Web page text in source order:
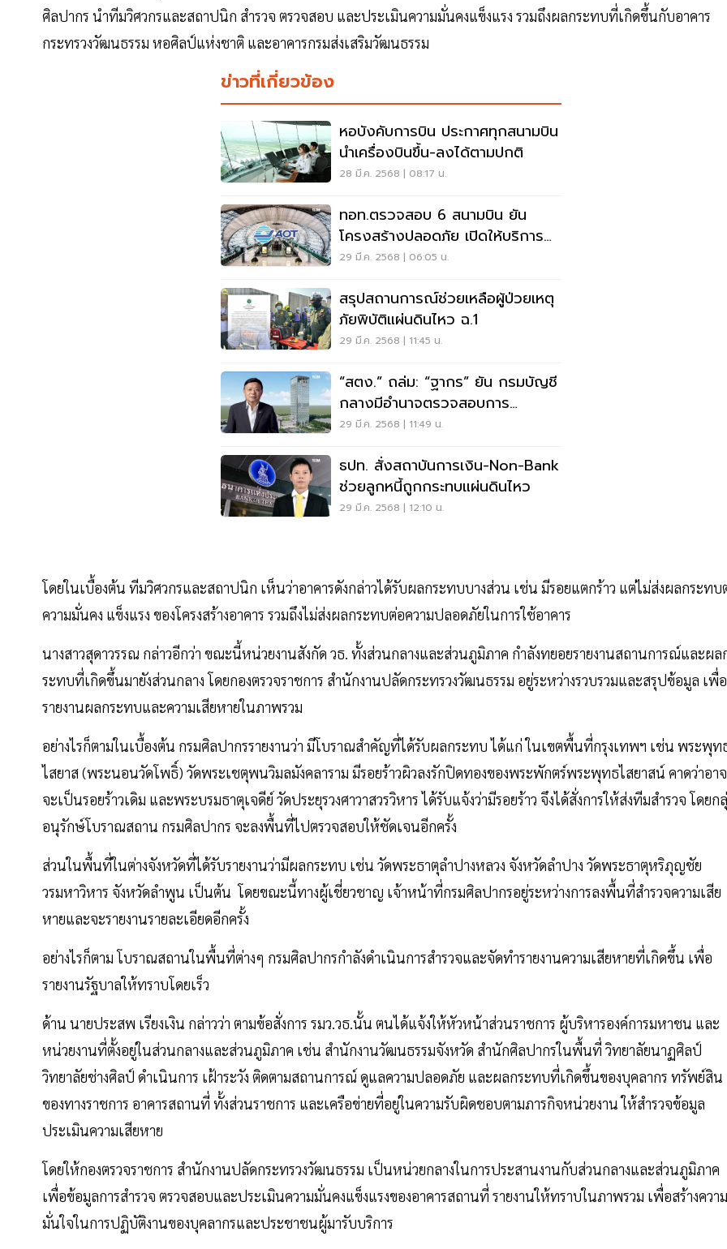
ศิลปากร นำทีมวิศวกรและสถาปนิก สำรวจ ตรวจสอบ และประเมินความมั่นคงแข็งแรง รวมถึงผลกระทบที่เกิดขึ้นกับอาคาร
กระทรวงวัฒนธรรม หอศิลป์แห่งชาติ และอาคารกรมส่งเสริมวัฒนธรรม
ข่าวที่เกี่ยวข้อง
หอบังคับการบิน ประกาศทุกสนามบิน
นำเครื่องบินขึ้น-ลงได้ตามปกติ
28 มี.ค. 2568 | 08:17 น.
ทอท.ตรวจสอบ 6 สนามบิน ยัน
โครงสร้างปลอดภัย เปิดให้บริการ
ปกติ
29 มี.ค. 2568 | 06:05 น.
สรุปสถานการณ์ช่วยเหลือผู้ป่วยเหตุ
ภัยพิบัติแผ่นดินไหว ฉ.1
29 มี.ค. 2568 | 11:45 น.
“สตง.” ถล่ม: “ฐากร” ยัน กรมบัญชี
กลางมีอำนาจตรวจสอบการ
ก่อสร้าง
29 มี.ค. 2568 | 11:49 น.
ธปท. สั่งสถาบันการเงิน-Non-Bank
ช่วยลูกหนี้ถูกกระทบแผ่นดินไหว
29 มี.ค. 2568 | 12:10 น.
โดยในเบื้องต้น ทีมวิศวกรและสถาปนิก เห็นว่าอาคารดังกล่าวได้รับผลกระทบบางส่วน เช่น มีรอยแตกร้าว แต่ไม่ส่งผลกระทบ
ความมั่นคง แข็งแรง ของโครงสร้างอาคาร รวมถึงไม่ส่งผลกระทบต่อความปลอดภัยในการใช้อาคาร
นางสาวสุดาวรรณ กล่าวอีกว่า ขณะนี้หน่วยงานสังกัด วธ. ทั้งส่วนกลางและส่วนภูมิภาค กำลังทยอยรายงานสถานการณ์และผล
ระทบที่เกิดขึ้นมายังส่วนกลาง โดยกองตรวจราชการ สำนักงานปลัดกระทรวงวัฒนธรรม อยู่ระหว่างรวบรวมและสรุปข้อมูล เพื่อ
รายงานผลกระทบและความเสียหายในภาพรวม
อย่างไรก็ตามในเบื้องต้น กรมศิลปากรรายงานว่า มีโบราณสำคัญที่ได้รับผลกระทบ ได้แก่ ในเขตพื้นที่กรุงเทพฯ เช่น พระพุท
ไสยาส (พระนอนวัดโพธิ์) วัดพระเชตุพนวิมลมังคลาราม มีรอยร้าวผิวลงรักปิดทองของพระพักตร์พระพุทธไสยาสน์ คาดว่าอาจ
จะเป็นรอยร้าวเดิม และพระบรมธาตุเจดีย์ วัดประยุรวงศาวาสวรวิหาร ได้รับแจ้งว่ามีรอยร้าว จึงได้สั่งการให้ส่งทีมสำรวจ โดยก
อนุรักษ์โบราณสถาน กรมศิลปากร จะลงพื้นที่ไปตรวจสอบให้ชัดเจนอีกครั้ง
ส่วนในพื้นที่ในต่างจังหวัดที่ได้รับรายงานว่ามีผลกระทบ เช่น วัดพระธาตุลำปางหลวง จังหวัดลำปาง วัดพระธาตุหริภุญชัย
วรมหาวิหาร จังหวัดลำพูน เป็นต้น โดยขณะนี้ทางผู้เชี่ยวชาญ เจ้าหน้าที่กรมศิลปากรอยู่ระหว่างการลงพื้นที่สำรวจความเสีย
หายและจะรายงานรายละเอียดอีกครั้ง
อย่างไรก็ตาม โบราณสถานในพื้นที่ต่างๆ กรมศิลปากรกำลังดำเนินการสำรวจและจัดทำรายงานความเสียหายที่เกิดขึ้น เพื่อ
รายงานรัฐบาลให้ทราบโดยเร็ว
ด้าน นายประสพ เรียงเงิน กล่าวว่า ตามข้อสั่งการ รมว.วธ.นั้น ตนได้แจ้งให้หัวหน้าส่วนราชการ ผู้บริหารองค์การมหาชน และ
หน่วยงานที่ตั้งอยู่ในส่วนกลางและส่วนภูมิภาค เช่น สำนักงานวัฒนธรรมจังหวัด สำนักศิลปากรในพื้นที่ วิทยาลัยนาฏศิลป์
วิทยาลัยช่างศิลป์ ดำเนินการ เฝ้าระวัง ติดตามสถานการณ์ ดูแลความปลอดภัย และผลกระทบที่เกิดขึ้นของบุคลากร ทรัพย์สิน
ของทางราชการ อาคารสถานที่ ทั้งส่วนราชการ และเครือข่ายที่อยู่ในความรับผิดชอบตามภารกิจหน่วยงาน ให้สำรวจข้อมูล
ประเมินความเสียหาย
โดยให้กองตรวจราชการ สำนักงานปลัดกระทรวงวัฒนธรรม เป็นหน่วยกลางในการประสานงานกับส่วนกลางและส่วนภูมิภาค
เพื่อข้อมูลการสำรวจ ตรวจสอบและประเมินความมั่นคงแข็งแรงของอาคารสถานที่ รายงานให้ทราบในภาพรวม เพื่อสร้างความ
มั่นใจในการปฏิบัติงานของบุคลากรและประชาชนผู้มารับบริการ